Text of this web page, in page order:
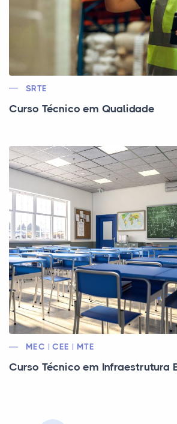
SRTE
Curso Técnico em Qualidade
MEC | CEE | MTE
Curso Técnico em Infraestrutura